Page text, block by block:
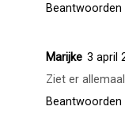
Beantwoorden
Marijke 3 april
Ziet er
Beantwoorden